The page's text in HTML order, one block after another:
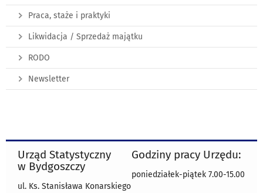
Praca, staże i praktyki
Likwidacja / Sprzedaż majątku
RODO
Newsletter
Urząd Statystyczny
w Bydgoszczy
ul. Ks. Stanisława Konarskiego
Godziny pracy Urzędu:
poniedziałek-piątek 7.00-15.00